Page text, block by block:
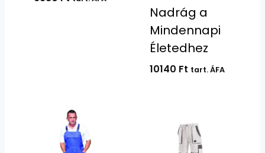
Nadrág a
Mindennapi
Életedhez
10140 Ft tart. ÁFA